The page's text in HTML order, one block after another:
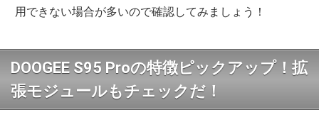
用できない場合が多いので確認してみましょう！
DOOGEE S95 Proの特徴ピックアップ！拡
張モジュールもチェックだ！